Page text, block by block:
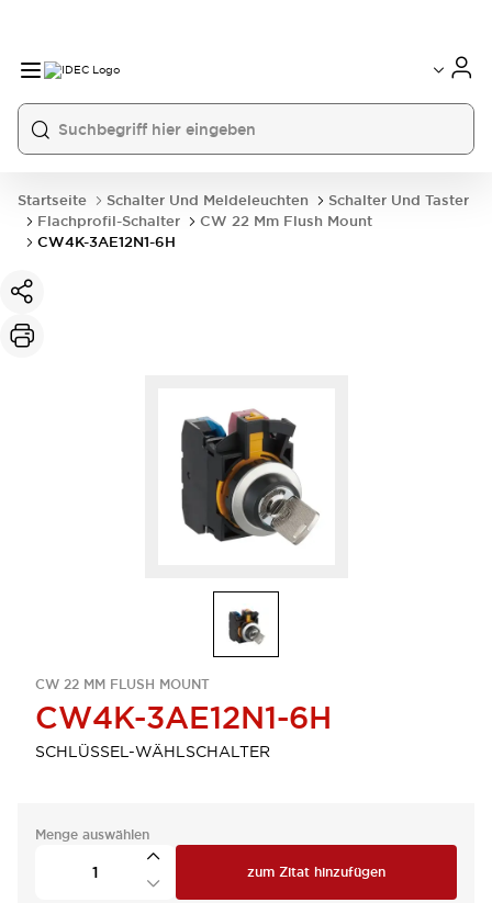
Startseite Schalter Und Meldeleuchten
Schalter Und Taster
Flachprofil-Schalter
CW 22 Mm Flush Mount
CW4K-3AE12N1-6H
CW 22 MM FLUSH MOUNT
CW4K-3AE12N1-6H
SCHLÜSSEL-WÄHLSCHALTER
Menge auswählen
zum Zitat hinzufügen